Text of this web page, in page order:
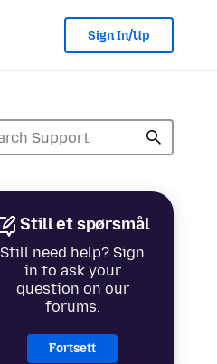
Sign In/Up
Still et spørsmål
Still need help? Sign
in to ask your
question on our
forums.
Fortsett